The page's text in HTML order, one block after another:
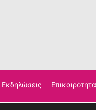
Εκδηλώσεις Επικαιρότητα